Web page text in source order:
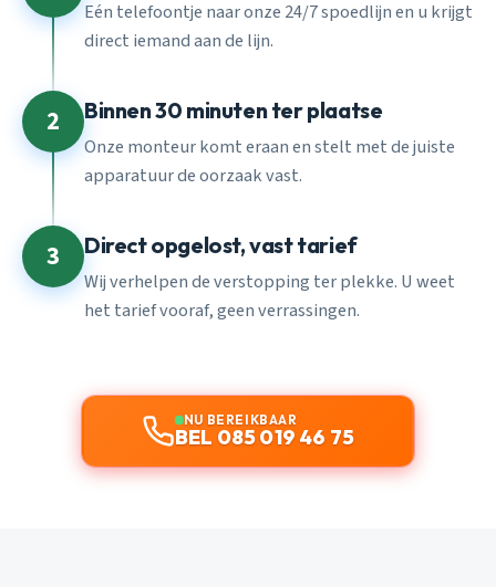
Eén telefoontje naar onze 24/7 spoedlijn en u krijgt
direct iemand aan de lijn.
2 Binnen 30 minuten ter plaatse
Onze monteur komt eraan en stelt met de juiste
apparatuur de oorzaak vast.
3 Direct opgelost, vast tarief
Wij verhelpen de verstopping ter plekke. U weet
het tarief vooraf, geen verrassingen.
NU BEREIKBAAR
BEL 085 019 46 75